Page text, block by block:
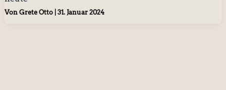
Von Grete Otto 31. Januar 2024